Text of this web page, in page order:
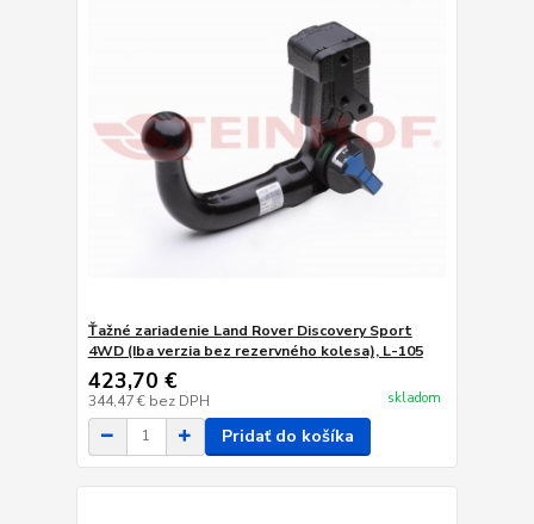
Ťažné zariadenie Land Rover Discovery Sport
4WD (Iba verzia bez rezervného kolesa), L-105
423,70 €
344,47 € bez DPH skladom
Pridať do košíka